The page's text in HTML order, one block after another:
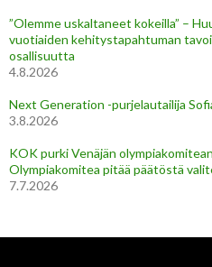
”Olemme uskaltaneet kokeilla” –
vuotiaiden kehitystapahtuman
osallisuutta
4.8.2026
Next Generation -purjelautailija
3.8.2026
KOK purki Venäjän
Olympiakomitea pitää päätöstä
7.7.2026